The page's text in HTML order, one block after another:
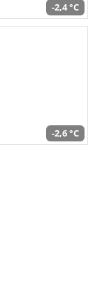
-2,4 °C
-2,6 °C